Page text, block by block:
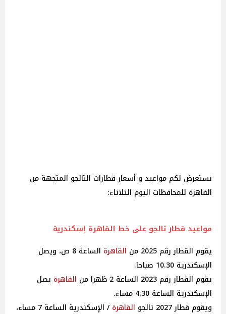
نستعرض لكم مواعيد و أسعار قطارات التالجو المتجهة من
القاهرة للمحافظات اليوم الثلاثاء:
مواعيد قطار تالجو على خط القاهرة إسكندرية
يقوم القطار رقم 2025 من
القاهرة
الساعة 8 ص، ويصل
الإسكندرية 10.30 صباحا.
يقوم القطار رقم 2023 الساعة 2 ظهرا من
القاهرة يصل
الإسكندرية الساعة 4.30 مساء.
ويقوم قطار 2027 تالجو
القاهرة / الإسكندرية الساعة 7 مساء،